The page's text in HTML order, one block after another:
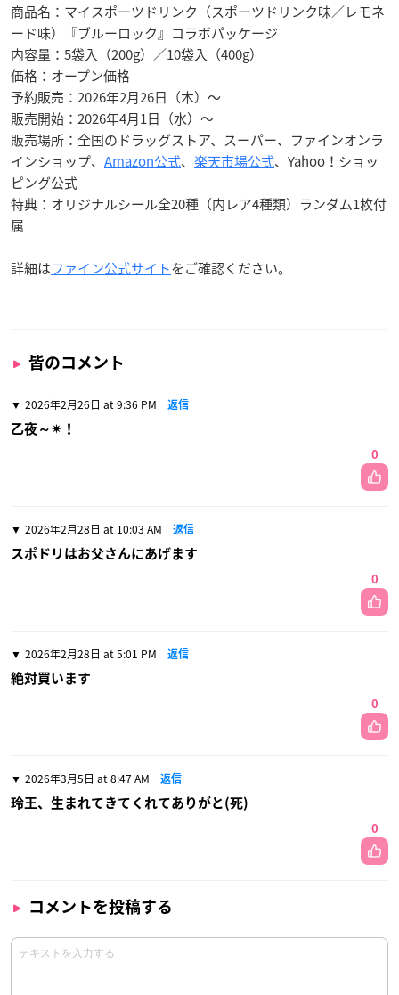
商品名：マイスポーツドリンク（スポーツドリンク味／レモネ
ード味）『ブルーロック』コラボパッケージ
内容量：5袋入（200g）／10袋入（400g）
価格：オープン価格
予約販売：2026年2月26日（木）～
販売開始：2026年4月1日（水）～
販売場所：全国のドラッグストア、スーパー、ファインオンラ
インショップ、 Amazon公式、 楽天市場公式、Yahoo！ショッ
ピング公式
特典：オリジナルシール全20種（内レア4種類）ランダム1枚付
属
詳細はファイン公式サイトをご確認ください。
皆のコメント
2026年2月26日 at 9:36 PM 返信
乙夜～✴！
0
2026年2月28日 at 10:03 AM 返信
スポドリはお父さんにあげます
0
2026年2月28日 at 5:01 PM 返信
絶対買います
0
2026年3月5日 at 8:47 AM 返信
玲王、生まれてきてくれてありがと(死)
0
コメントを投稿する